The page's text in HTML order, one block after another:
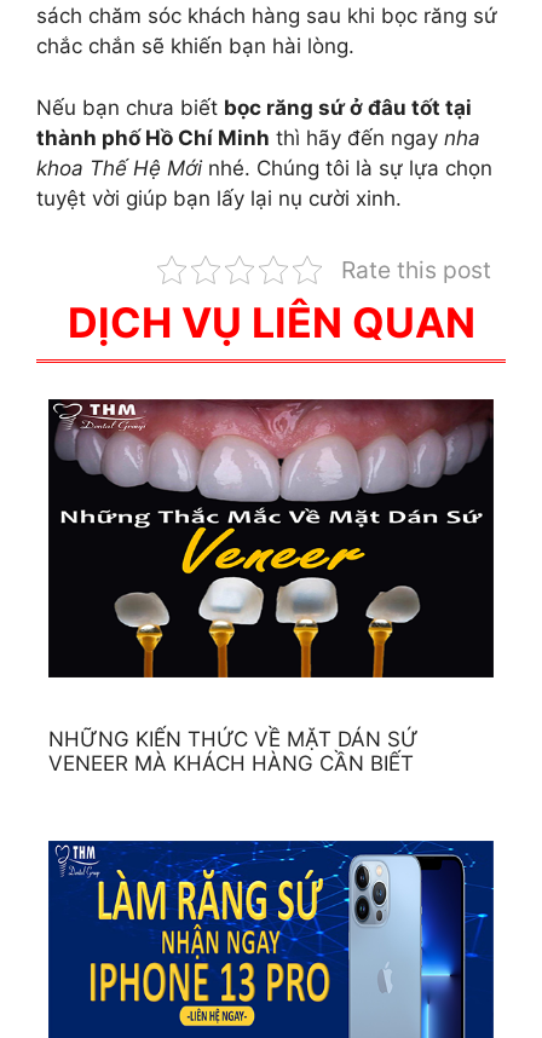
sách chăm sóc khách hàng sau khi bọc răng sứ
chắc chắn sẽ khiến bạn hài lòng.
Nếu bạn chưa biết bọc răng sứ ở đâu tốt tại
thành phố Hồ Chí Minh thì hãy đến ngay nha
khoa Thế Hệ Mới nhé. Chúng tôi là sự lựa chọn
tuyệt vời giúp bạn lấy lại nụ cười xinh.
Rate this post
DỊCH VỤ LIÊN QUAN
NHỮNG KIẾN THỨC VỀ MẶT DÁN SỨ
VENEER MÀ KHÁCH HÀNG CẦN BIẾT